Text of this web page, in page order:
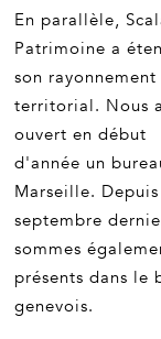
En parallèle,
Patrimoine a
son rayonnement
territorial. Nous
ouvert en début
d'année un
Marseille. Depuis
septembre
sommes
présents dans le
genevois.